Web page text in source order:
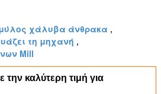
μύλος χάλυβα άνθρακα ,
τη μηχανή ,
Mill
την καλύτερη τιμή για